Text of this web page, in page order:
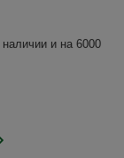
и на 6000